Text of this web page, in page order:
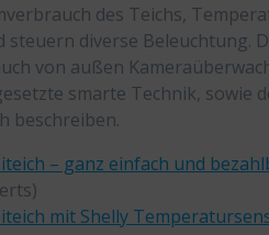
des Teichs,
diverse Beleuchtung.
von außen
smarte Technik, sowie
beschreiben.
– ganz einfach und
mit Shelly